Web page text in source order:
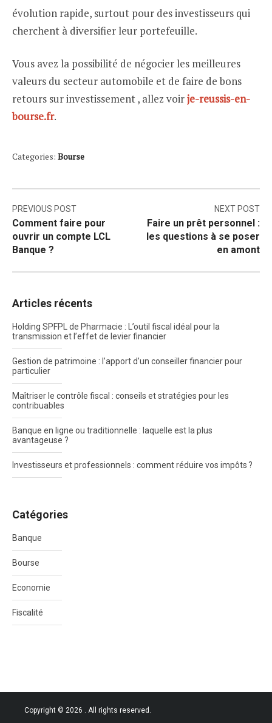
évolution rapide, surtout pour des investisseurs qui
cherchent à diversifier leur portefeuille.
Vous avez la possibilité de négocier les meilleures
valeurs du secteur automobile et de faire de bons
retours sur investissement , allez voirje-reussis-en-
bourse.fr.
Categories: Bourse
Navigation
de
l’article
PREVIOUS POST
Comment faire pour
ouvrir un compte LCL
Banque ?
NEXT POST
Faire un prêt personnel :
les questions à se poser
en amont
Articles récents
Holding SPFPL de Pharmacie : L’outil fiscal idéal pour la
transmission et l’effet de levier financier
Gestion de patrimoine : l’apport d’un conseiller financier pour
particulier
Maîtriser le contrôle fiscal : conseils et stratégies pour les
contribuables
Banque en ligne ou traditionnelle : laquelle est la plus
avantageuse ?
Investisseurs et professionnels : comment réduire vos impôts ?
Catégories
Banque
Bourse
Economie
Fiscalité
Copyright © 2026 . All rights reserved.